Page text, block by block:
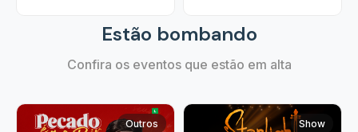
Estão bombando
Confira os eventos que estão em alta
Outros Show